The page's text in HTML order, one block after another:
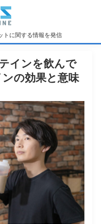
トに関する情報を発信
インを飲んで
の効果と意味